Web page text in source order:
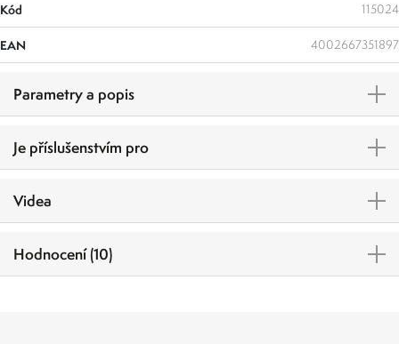
Kód 115024
EAN 4002667351897
Parametry a popis
Je příslušenstvím pro
Videa
Hodnocení (10)